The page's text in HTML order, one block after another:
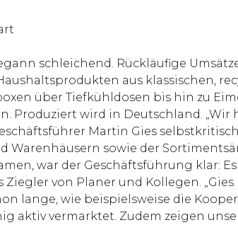
schleichend. Rückläufige
aus klassischen,
über Tiefkühldosen bis hin zu
Produziert wird in Deutschland.
Martin Gies
Warenhäusern sowie der
war der Geschäftsführung klar:
Ziegler von Planer und Kollegen.
lange, wie beispielsweise die
aktiv vermarktet. Zudem zeigen